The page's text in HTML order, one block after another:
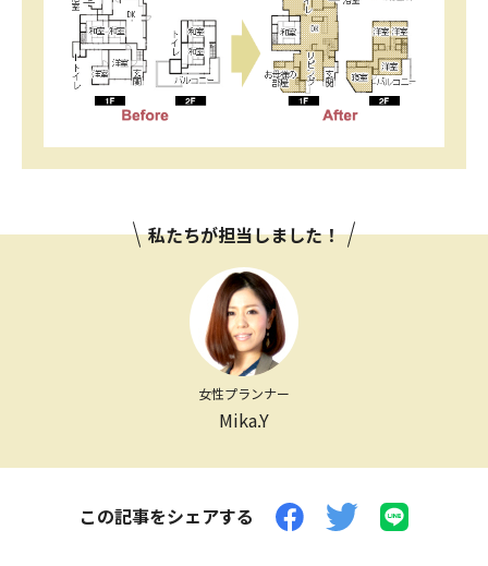
私たちが担当しました！
女性プランナー
Mika.Y
この記事をシェアする